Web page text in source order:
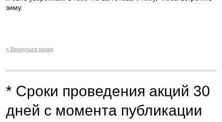
зиму.
« Вернуться назад
* Сроки проведения акций 30
дней с момента публикации